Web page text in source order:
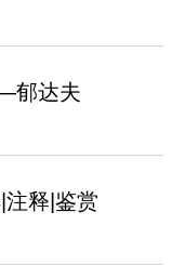
郁达夫
释|鉴赏